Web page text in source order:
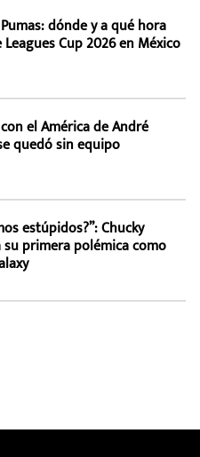
dónde y a qué hora
Cup 2026 en México
el América de André
quedó sin equipo
estúpidos?”: Chucky
primera polémica como